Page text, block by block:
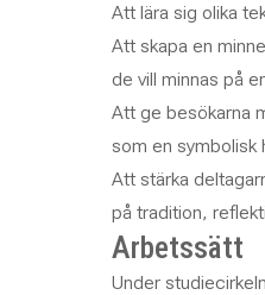
Att lära sig olika
Att skapa en
de vill minnas på
Att ge besökarna
som en symbolisk
Att stärka
på tradition,
Arbetssätt
Under